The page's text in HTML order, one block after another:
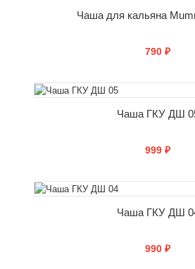
Чаша для кальяна
790 ₽
СООБЩИТЬ О
Чаша ГКУ ДШ
999 ₽
СООБЩИТЬ О
Чаша ГКУ ДШ
990 ₽